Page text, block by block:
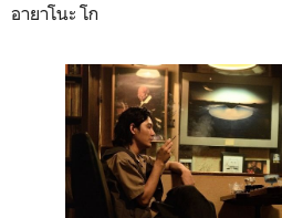
อายาโนะ โก